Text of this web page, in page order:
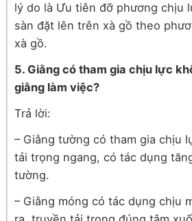
lý do là Ưu tiên đỡ phương chịu
sàn đặt lên trên xà gồ theo
xà gồ.
5. Giằng có tham gia chịu lực
giằng làm việc?
Trả lời:
– Giằng tường có tham gia chịu
tải trọng ngang, có tác dụng
tường.
– Giằng móng có tác dụng chịu